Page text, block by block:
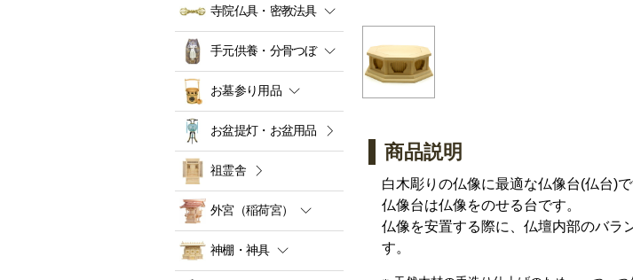
商品説明
白木彫りの仏像に最適な仏像台(仏台)で
仏像台は仏像をのせる台です。
仏像を安置する際に、仏壇内部のバラ
す。
寺院仏具・密教法具
手元供養・分骨つぼ
お墓参り用品
お盆提灯・お盆用品
祖霊舎
外宮（稲荷宮）
神棚・神具